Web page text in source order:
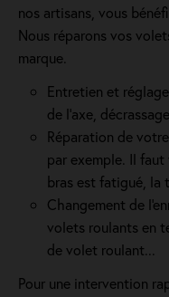
nos artisans, vous
Nous réparons vos
marque.
Entretien et
de l'axe,
Réparation de
par exemple. Il
bras est fatigué, la
Changement de
volets roulants en
de volet roulant...
Pour une intervention